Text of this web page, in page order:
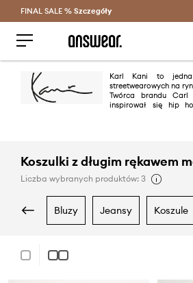
Oszczędzaj z Answear Club
FINAL SALE % Szczegóły
Karl Kani to
streetwearowych na
Twórca brandu
inspirował się hip
Koszulki z długim rękawem
Liczba wybranych produktów: 3
bluzy jeansy koszule